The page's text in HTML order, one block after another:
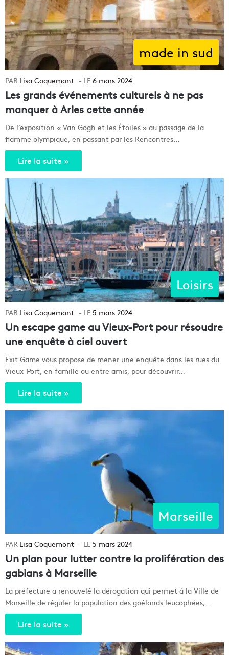
made in sud
Lisa Coquemont 6 mars 2024
Les grands événements culturels à ne pas
manquer à Arles cette année
De l’exposition « Van Gogh et les Étoiles » au passage de la
flamme olympique, en passant par les Rencontres…
Lire la suite »
Loisirs
Lisa Coquemont 5 mars 2024
Un escape game au Vieux-Port pour résoudre
une enquête à ciel ouvert
Exit Game vous propose de mener une enquête dans les rues du
Vieux-Port, en famille ou entre amis, pour découvrir…
Lire la suite »
Marseille
Lisa Coquemont 5 mars 2024
Un plan pour lutter contre la prolifération des
gabians à Marseille
La préfecture a renouvelé la dérogation qui permet à la Ville de
Marseille de réguler la population des goélands leucophées,…
Lire la suite »